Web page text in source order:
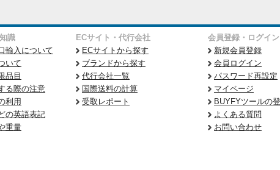
識
輸入について
いて
品目
る際の注意
利用
の英語表記
重量
ECサイト・代行会社
ECサイトから探す
ブランドから探す
代行会社一覧
国際送料の計算
受取レポート
会員登録・ログイン
新規会員登録
会員ログイン
パスワード再設定
マイページ
BUYFYツールの
よくある質問
お問い合わせ